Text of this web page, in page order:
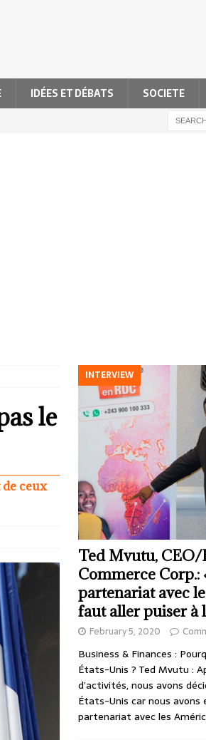
IDÉES ET DÉBATS SOCIETE
le
ceux
INTERVIEW
Ted Mvutu, CEO/
Commerce Corp.:
partenariat avec
faut aller puiser à
February 5, 2020
Business & Finances :
États-Unis ? Ted Mvutu :
d’activités, nous avons
États-Unis car nous avons
partenariat avec les